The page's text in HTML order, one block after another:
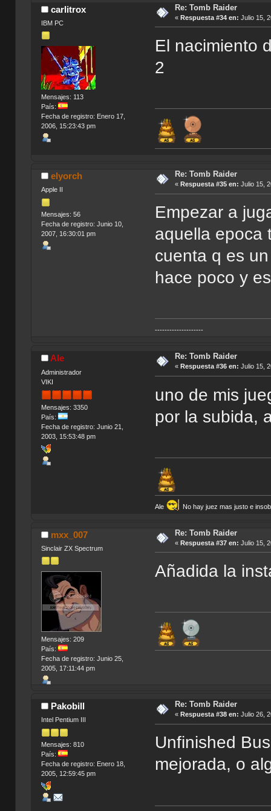
carlitrox
IBM PC
Mensajes: 113
País:
Fecha de registro: Enero 17,
2006, 15:23:43 pm
Re: Tomb Raider
« Respuesta #34 en: Julio 15,
El nacimiento
2
elyorch
Apple II
Mensajes: 56
Fecha de registro: Junio 10,
2007, 16:30:01 pm
Re: Tomb Raider
« Respuesta #35 en: Julio 15,
Empezar a
aquella epoca
cuenta q es
hace poco y
--------------------
Ale
Administrador
VIKI
Mensajes: 3350
País:
Fecha de registro: Junio 21,
2003, 15:53:48 pm
Re: Tomb Raider
« Respuesta #36 en: Julio 15,
uno de mis
por la subida,
Ale No hay juez mas justo e
mxx_007
Sinclair ZX Spectrum
Mensajes: 209
País:
Fecha de registro: Junio 25,
2005, 17:11:44 pm
Re: Tomb Raider
« Respuesta #37 en: Julio 15,
Añadida la
Pakobill
Intel Pentium III
Mensajes: 810
País:
Fecha de registro: Enero 18,
2005, 12:59:45 pm
Re: Tomb Raider
« Respuesta #38 en: Julio 26,
Unfinished
mejorada, o